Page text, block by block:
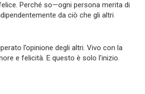
Perché so—ogni persona merita di
da ciò che gli altri
l’opinione degli altri. Vivo con la
e felicità. E questo è solo l’inizio.